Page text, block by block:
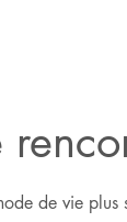
de vie plus